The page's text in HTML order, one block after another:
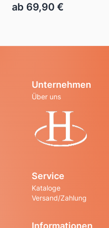
ab 69,90 €
Unternehmen
Über uns
Service
Kataloge
Versand/Zahlung
Informationen